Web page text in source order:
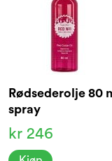
Rødsederolje 80
spray
kr 246